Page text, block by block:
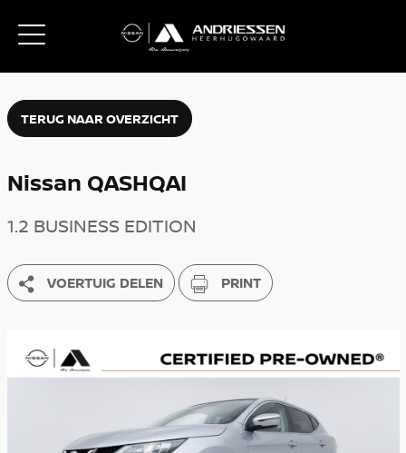
TERUG NAAR OVERZICHT
Nissan QASHQAI
1.2 BUSINESS EDITION
VOERTUIG DELEN PRINT